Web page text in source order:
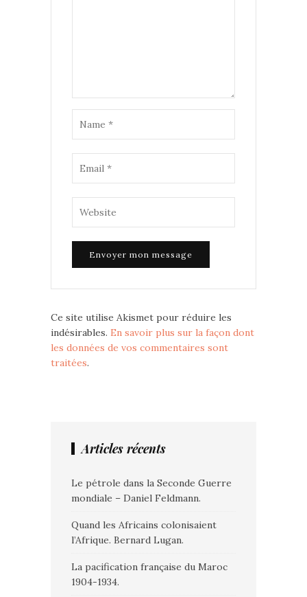
Ce site utilise Akismet pour réduire les
indésirables. En savoir plus sur la façon dont
les données de vos commentaires sont
traitées.
Articles récents
Le pétrole dans la Seconde Guerre
mondiale – Daniel Feldmann.
Quand les Africains colonisaient
l’Afrique. Bernard Lugan.
La pacification française du Maroc
1904-1934.